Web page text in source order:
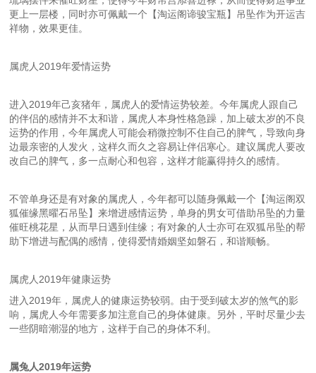
更上一层楼，同时亦可佩戴一个【淘运阁谛骏宝瓶】吊坠作为开运吉
祥物，效果更佳。
属虎人2019年爱情运势
进入2019年己亥猪年，属虎人的爱情运势较差。今年属虎人跟自己
的伴侣的感情并不太和谐，属虎人本身性格急躁，加上破太岁的不良
运势的作用，今年属虎人可能会稍微控制不住自己的脾气，导致向身
边最亲密的人发火，这样久而久之容易让伴侣寒心。建议属虎人要改
改自己的脾气，多一点耐心和包容，这样才能赢得持久的感情。
不管单身还是有对象的属虎人，今年都可以随身佩戴一个【淘运阁双
狐催缘黑曜石吊坠】来增进感情运势，单身的男女可借助吊坠的力量
催旺桃花星，从而早日遇到佳缘；有对象的人士亦可在双狐吊坠的帮
助下增进与配偶的感情，使得爱情婚姻坚如磐石，和谐顺畅。
属虎人2019年健康运势
进入2019年，属虎人的健康运势较弱。由于受到破太岁的煞气的影
响，属虎人今年需要多加注意自己的身体健康。另外，平时尽量少去
一些阴暗潮湿的地方，这样于自己的身体不利。
属兔人2019年运势